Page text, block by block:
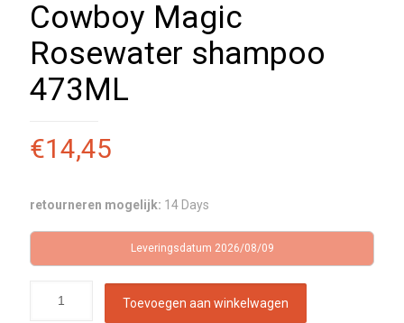
Cowboy Magic
Rosewater shampoo
473ML
€14,45
retourneren mogelijk: 14 Days
Leveringsdatum 2026/08/09
Toevoegen aan winkelwagen